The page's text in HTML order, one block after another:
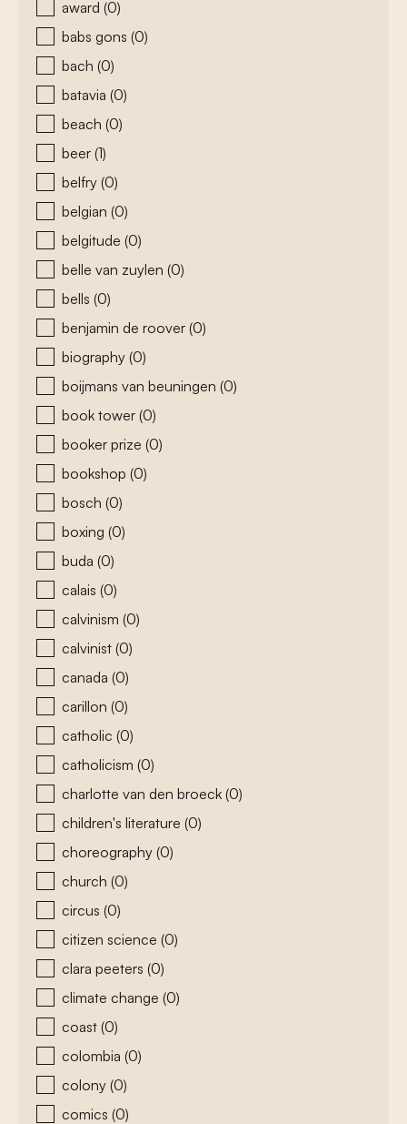
award (0)
babs gons (0)
bach (0)
batavia (0)
beach (0)
beer (1)
belfry (0)
belgian (0)
belgitude (0)
belle van zuylen (0)
bells (0)
benjamin de roover (0)
biography (0)
boijmans van beuningen (0)
book tower (0)
booker prize (0)
bookshop (0)
bosch (0)
boxing (0)
buda (0)
calais (0)
calvinism (0)
calvinist (0)
canada (0)
carillon (0)
catholic (0)
catholicism (0)
charlotte van den broeck (0)
children's literature (0)
choreography (0)
church (0)
circus (0)
citizen science (0)
clara peeters (0)
climate change (0)
coast (0)
colombia (0)
colony (0)
comics (0)